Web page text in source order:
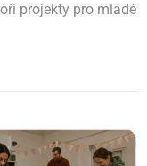
projekty pro mladé